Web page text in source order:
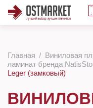
Главная Виниловая
ламинат бренда
Leger (замковый)